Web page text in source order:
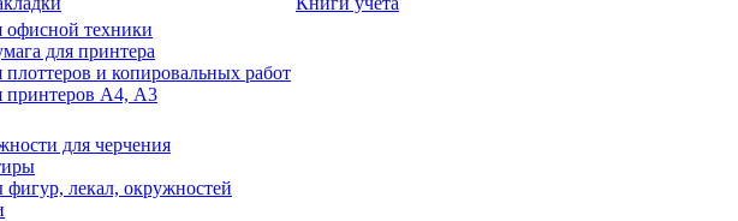
офисной техники
для принтера
плоттеров и копировальных работ
принтеров А4, А3
для черчения
фигур, лекал, окружностей